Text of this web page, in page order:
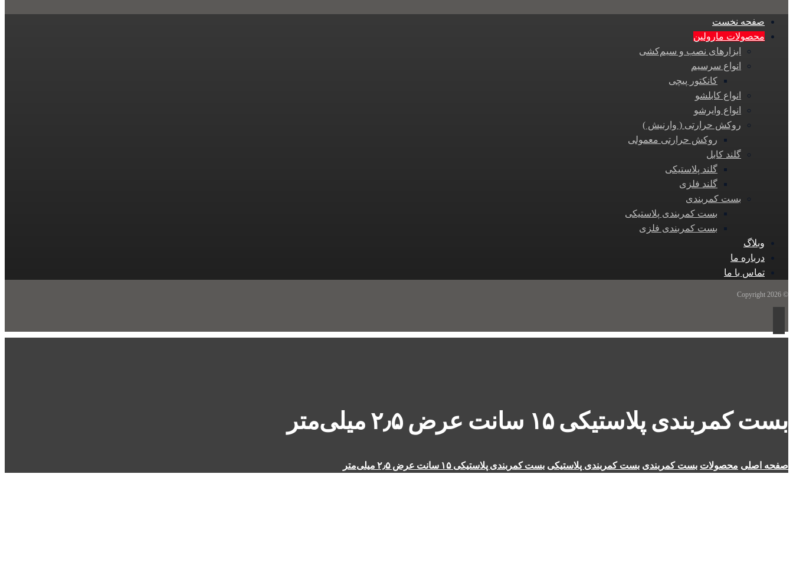
صفحه نخست
محصولات مارولین
ابزارهای نصب و سیم‌کشی
انواع سرسیم
کانکتور پیچی
انواع کابلشو
انواع وایرشو
روکش حرارتی ( وارنیش )
روکش حرارتی معمولی
گلند کابل
گلند پلاستیکی
گلند فلزی
بست کمربندی
بست کمربندی پلاستیکی
بست کمربندی فلزی
وبلاگ
درباره ما
تماس با ما
© Copyright 2026
بست کمربندی پلاستیکی ۱۵ سانت عرض ۲٫۵ میلی‌متر
صفحه اصلی محصولات بست کمربندی بست کمربندی پلاستیکی بست کمربندی پلاستیکی ۱۵ سانت عرض ۲٫۵ میلی‌متر